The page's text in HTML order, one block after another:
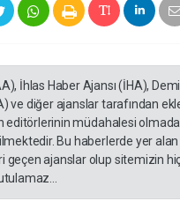
İhlas Haber Ajansı (İHA),
ve diğer ajanslar tarafından
editörlerinin müdahalesi
Bu haberlerde yer
geçen ajanslar olup sitemizin